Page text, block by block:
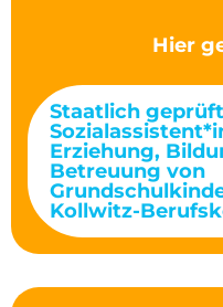
Hier
Staatlich
Erziehung,
Betreuung von
Kollwitz-